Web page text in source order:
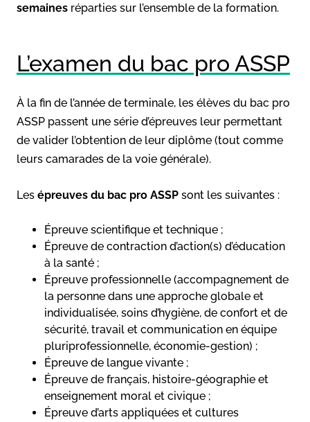
semaines réparties sur l’ensemble de la formation.
L’examen du bac pro ASSP
À la fin de l’année de terminale, les élèves du bac pro
ASSP passent une série d’épreuves leur permettant
de valider l’obtention de leur diplôme (tout comme
leurs camarades de la voie générale).
Les épreuves du bac pro ASSP sont les suivantes :
Épreuve scientifique et technique ;
Épreuve de contraction d’action(s) d’éducation
à la santé ;
Épreuve professionnelle (accompagnement de
la personne dans une approche globale et
individualisée, soins d’hygiène, de confort et de
sécurité, travail et communication en équipe
pluriprofessionnelle, économie-gestion) ;
Épreuve de langue vivante ;
Épreuve de français, histoire-géographie et
enseignement moral et civique ;
Épreuve d’arts appliquées et cultures